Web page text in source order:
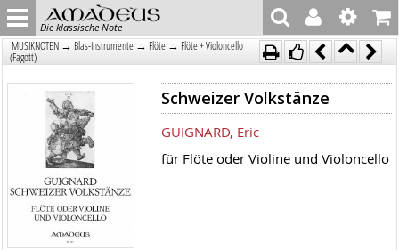
Die klassische Note
MUSIKNOTEN → Blas-Instrumente → Flöte → Flöte + Violoncello
(Fagott)
Schweizer Volkstänze
GUIGNARD, Eric
für Flöte oder Violine und Violoncello